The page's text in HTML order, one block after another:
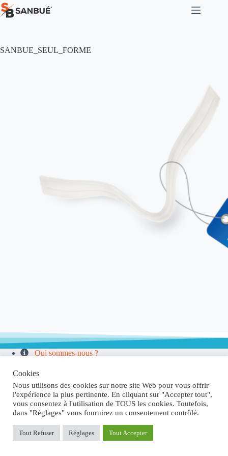
Passer
au
SANBUE_SEUL_FORME
Qui sommes-nous ?
Confidentialité
Conditions de Vente
Contactez-nous
Cookies
Nous utilisons des cookies sur notre site Web pour vous offrir
l'expérience la plus pertinente. En cliquant sur "Accepter tout",
vous consentez à l'utilisation de TOUS les cookies. Toutefois,
dans "Réglages" vous fournirez un consentement contrôlé.
Tout Refuser Réglages Tout Accepter